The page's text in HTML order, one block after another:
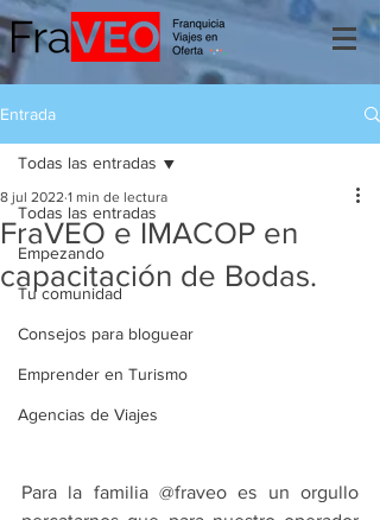
Entrada
Todas las entradas
Empezando
Tu comunidad
Consejos para bloguear
Emprender en Turismo
Agencias de Viajes
Todas las entradas
FraVEO e IMACOP en
capacitación de Bodas.
8 jul 2022 1 min de lectura
Para la familia @fraveo es un orgullo